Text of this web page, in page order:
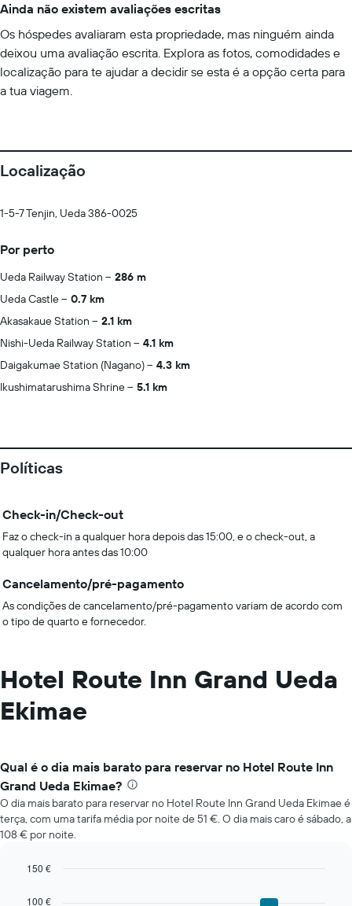
Ainda não existem avaliações escritas
Os hóspedes avaliaram esta propriedade, mas ninguém ainda
deixou uma avaliação escrita. Explora as fotos, comodidades e
localização para te ajudar a decidir se esta é a opção certa para
a tua viagem.
Localização
1-5-7 Tenjin, Ueda 386-0025
Por perto
Ueda Railway Station
286 m
Ueda Castle
0.7 km
Akasakaue Station
2.1 km
Nishi-Ueda Railway Station
4.1 km
Daigakumae Station (Nagano)
4.3 km
Ikushimatarushima Shrine
5.1 km
Políticas
Check-in/Check-out
Faz o check-in a qualquer hora depois das 15:00, e o check-out, a
qualquer hora antes das 10:00
Cancelamento/pré-pagamento
As condições de cancelamento/pré-pagamento variam de acordo com
o tipo de quarto e fornecedor.
Hotel Route Inn Grand Ueda
Ekimae
Qual é o dia mais barato para reservar no Hotel Route Inn
Grand Ueda Ekimae?
O dia mais barato para reservar no Hotel Route Inn Grand Ueda Ekimae é
terça, com uma tarifa média por noite de 51 €. O dia mais caro é sábado, a
108 € por noite.
chart
graphic.
100 €
150 €